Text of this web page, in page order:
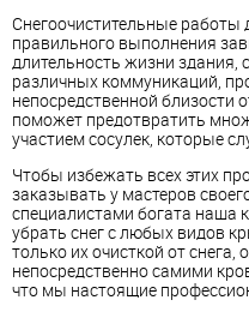
Снегоочистительные
правильного выполнения
длительность жизни здания,
различных коммуникаций,
непосредственной близости
поможет предотвратить
участием сосулек, которые
Чтобы избежать всех этих
заказывать у мастеров
специалистами богата
убрать снег с любых видов
только их очисткой от снега,
непосредственно самими
что мы настоящие